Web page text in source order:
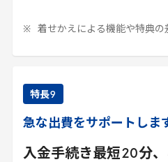
着せかえによる機能や特典の
特長9
急な出費をサポートしま
入金手続き最短20分